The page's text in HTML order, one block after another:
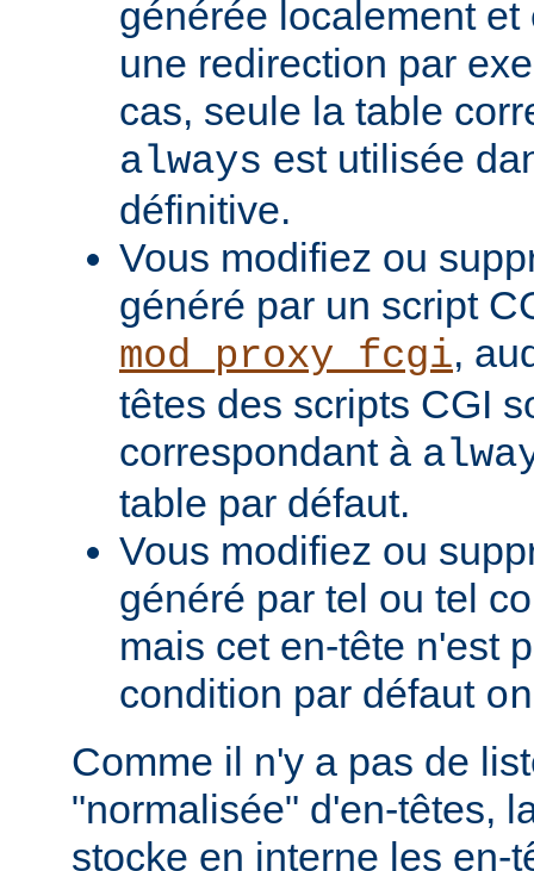
générée localement
une redirection par
cas, seule la table
always est utilisée
définitive.
Vous modifiez ou
généré par un script
mod_proxy_fcgi,
têtes des scripts CGI
correspondant à
table par défaut.
Vous modifiez ou
généré par tel ou tel
mais cet en-tête n'est
condition par défaut
Comme il n'y a pas de
"normalisée" d'en-têtes,
stocke en interne les en-